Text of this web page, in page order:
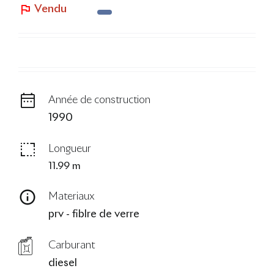
Vendu
Année de construction
1990
Longueur
11.99 m
Materiaux
prv - fiblre de verre
Carburant
diesel